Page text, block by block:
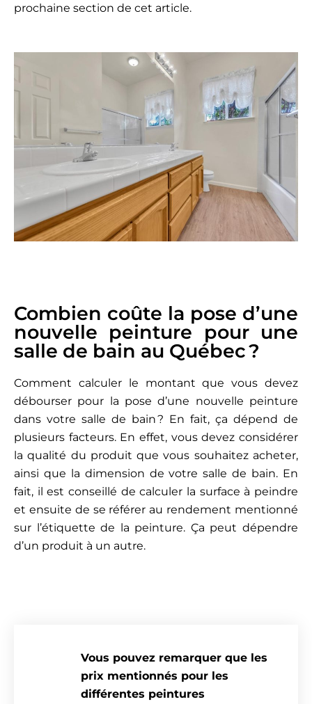
prochaine section de cet article.
Combien coûte la pose d’une
nouvelle peinture pour une
salle de bain au Québec ?
Comment calculer le montant que vous devez
débourser pour la pose d’une nouvelle peinture
dans votre salle de bain ? En fait, ça dépend de
plusieurs facteurs. En effet, vous devez considérer
la qualité du produit que vous souhaitez acheter,
ainsi que la dimension de votre salle de bain. En
fait, il est conseillé de calculer la surface à peindre
et ensuite de se référer au rendement mentionné
sur l’étiquette de la peinture. Ça peut dépendre
d’un produit à un autre.
Vous pouvez remarquer que les
prix mentionnés pour les
différentes peintures